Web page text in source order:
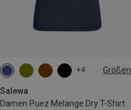
+4 Größen
Salewa
Damen Puez Melange Dry T-Shirt
M L XL XXL